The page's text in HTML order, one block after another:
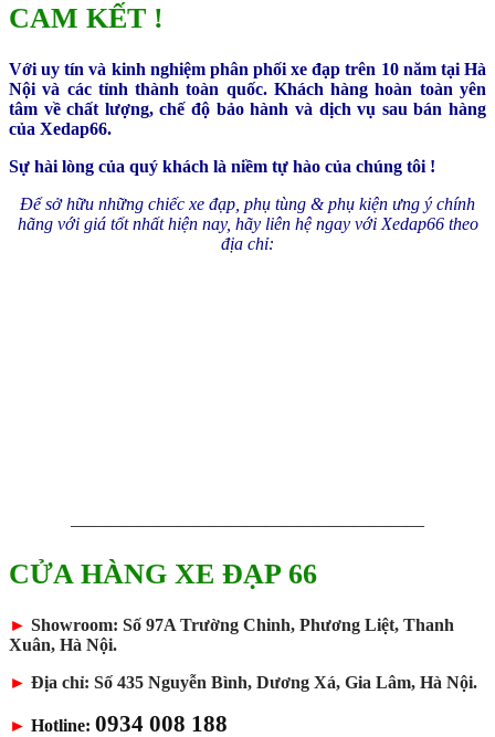
CAM KẾT !
Với uy tín và kinh nghiệm phân phối xe đạp trên 10 năm tại Hà
Nội và các tỉnh thành toàn quốc. Khách hàng hoàn toàn yên
tâm về chất lượng, chế độ bảo hành và dịch vụ sau bán hàng
của Xedap66.
Sự hài lòng của quý khách là niềm tự hào của chúng tôi !
Để sở hữu những chiếc xe đạp, phụ tùng & phụ kiện ưng ý chính
hãng với giá tốt nhất hiện nay, hãy liên hệ ngay với Xedap66 theo
địa chỉ:
————————————————————
CỬA HÀNG XE ĐẠP 66
► Showroom: Số 97A Trường Chinh, Phương Liệt, Thanh
Xuân, Hà Nội.
► Địa chỉ: Số 435 Nguyễn Bình, Dương Xá, Gia Lâm, Hà Nội.
► Hotline: 0934 008 188